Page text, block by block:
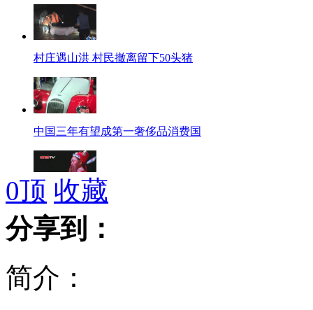
村庄遇山洪 村民撤离留下50头猪
中国三年有望成第一奢侈品消费国
农民戏班再现"宋元南方杂剧"遗存
母亲送考被撞昏 女儿含泪高考
0顶 收藏
分享到：
简介：